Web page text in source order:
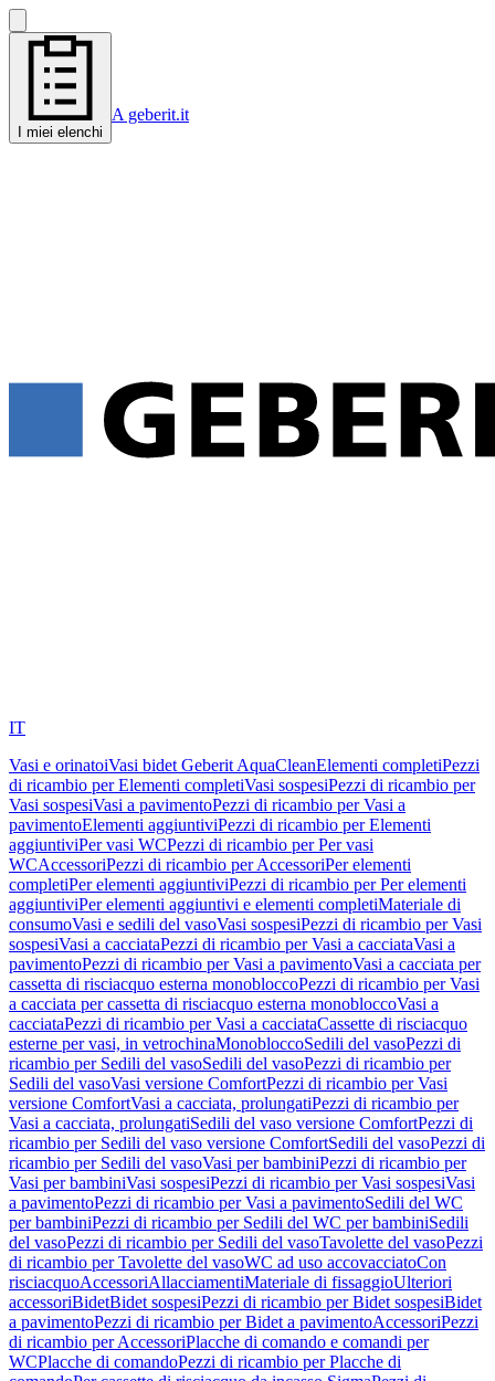
I miei elenchi
A geberit.it
IT
Vasi e orinatoiVasi bidet Geberit AquaCleanElementi completiPezzi
di ricambio per Elementi completiVasi sospesiPezzi di ricambio per
Vasi sospesiVasi a pavimentoPezzi di ricambio per Vasi a
pavimentoElementi aggiuntiviPezzi di ricambio per Elementi
aggiuntiviPer vasi WCPezzi di ricambio per Per vasi
WCAccessoriPezzi di ricambio per AccessoriPer elementi
completiPer elementi aggiuntiviPezzi di ricambio per Per elementi
aggiuntiviPer elementi aggiuntivi e elementi completiMateriale di
consumoVasi e sedili del vasoVasi sospesiPezzi di ricambio per Vasi
sospesiVasi a cacciataPezzi di ricambio per Vasi a cacciataVasi a
pavimentoPezzi di ricambio per Vasi a pavimentoVasi a cacciata per
cassetta di risciacquo esterna monobloccoPezzi di ricambio per Vasi
a cacciata per cassetta di risciacquo esterna monobloccoVasi a
cacciataPezzi di ricambio per Vasi a cacciataCassette di risciacquo
esterne per vasi, in vetrochinaMonobloccoSedili del vasoPezzi di
ricambio per Sedili del vasoSedili del vasoPezzi di ricambio per
Sedili del vasoVasi versione ComfortPezzi di ricambio per Vasi
versione ComfortVasi a cacciata, prolungatiPezzi di ricambio per
Vasi a cacciata, prolungatiSedili del vaso versione ComfortPezzi di
ricambio per Sedili del vaso versione ComfortSedili del vasoPezzi di
ricambio per Sedili del vasoVasi per bambiniPezzi di ricambio per
Vasi per bambiniVasi sospesiPezzi di ricambio per Vasi sospesiVasi
a pavimentoPezzi di ricambio per Vasi a pavimentoSedili del WC
per bambiniPezzi di ricambio per Sedili del WC per bambiniSedili
del vasoPezzi di ricambio per Sedili del vasoTavolette del vasoPezzi
di ricambio per Tavolette del vasoWC ad uso accovacciatoCon
risciacquoAccessoriAllacciamentiMateriale di fissaggioUlteriori
accessoriBidetBidet sospesiPezzi di ricambio per Bidet sospesiBidet
a pavimentoPezzi di ricambio per Bidet a pavimentoAccessoriPezzi
di ricambio per AccessoriPlacche di comando e comandi per
WCPlacche di comandoPezzi di ricambio per Placche di